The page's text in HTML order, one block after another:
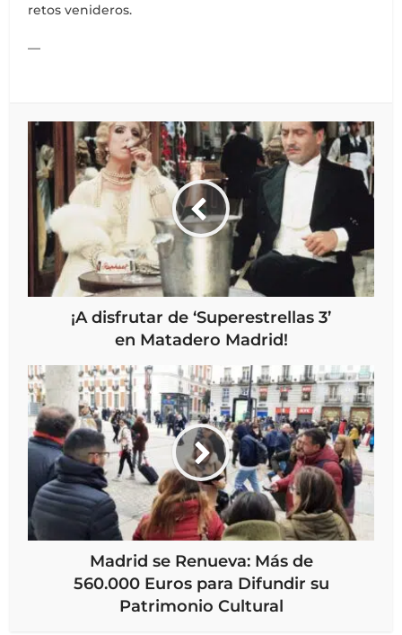
retos venideros.
—
¡A disfrutar de ‘Superestrellas 3’
en Matadero Madrid!
Madrid se Renueva: Más de
560.000 Euros para Difundir su
Patrimonio Cultural